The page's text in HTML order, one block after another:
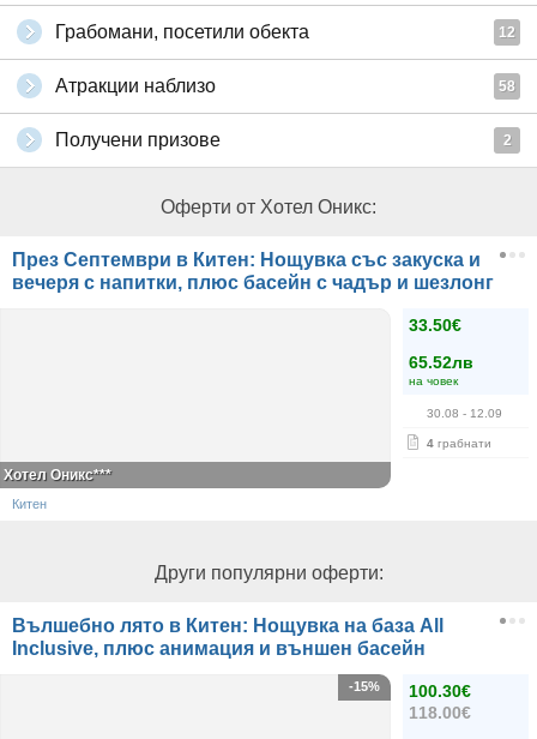
Грабомани, посетили обекта 12
Атракции наблизо 58
Получени призове 2
Оферти от Хотел Оникс:
През Септември в Китен: Нощувка със закуска и
вечеря с напитки, плюс басейн с чадър и шезлонг
33.50€
65.52лв
на човек
30.08 - 12.09
4 грабнати
Хотел Оникс***
Китен
Други популярни оферти:
Вълшебно лято в Китен: Нощувка на база All
Inclusive, плюс анимация и външен басейн
100.30€
118.00€
-15%